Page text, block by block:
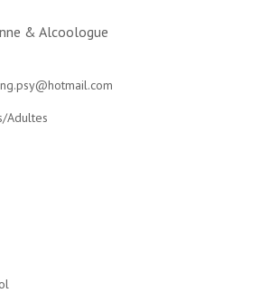
& Alcoologue
Adultes